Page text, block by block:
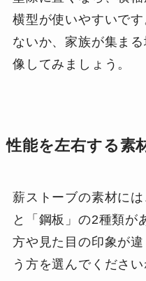
横型が使いやすいで
ないか、家族が集ま
像してみましょう。
性能を左右する素
薪ストーブの素材には
と「鋼板」の2種類が
方や見た目の印象が
う方を選んでください